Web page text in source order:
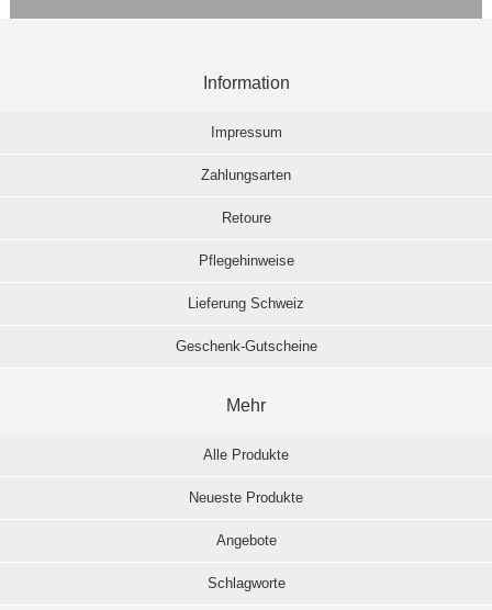
Information
Impressum
Zahlungsarten
Retoure
Pflegehinweise
Lieferung Schweiz
Geschenk-Gutscheine
Mehr
Alle Produkte
Neueste Produkte
Angebote
Schlagworte